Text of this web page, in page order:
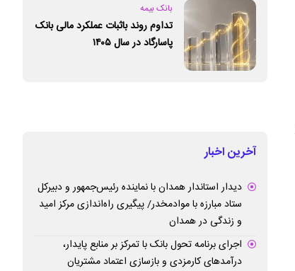
بانک بیمه
تداوم روند باثبات عملکرد مالی بانک
پاسارگاد در سال ۱۴۰۵
آخرین اخبار
دیدار استاندار همدان با نماینده رئیس‌جمهور و دبیرکل
ستاد مبارزه با موادمخدر/ پیگیری راه‌اندازی مرکز امید
و زندگی در همدان
اجرای برنامه تحول بانک با تمرکز بر منابع پایدار،
درآمدهای کارمزدی و بازسازی اعتماد مشتریان